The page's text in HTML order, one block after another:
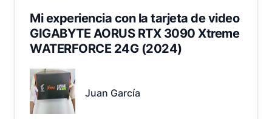
Mi experiencia con la tarjeta de video
GIGABYTE AORUS RTX 3090 Xtreme
WATERFORCE 24G (2024)
Juan García